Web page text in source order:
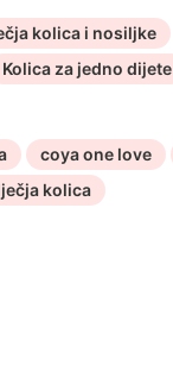
kolica i nosiljke
Kolica za jedno dijete
coya one love
kolica